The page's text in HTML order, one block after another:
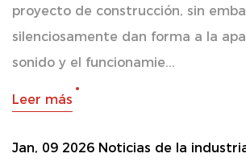
proyecto de construcción, sin
silenciosamente dan forma a la
sonido y el funcionamie...
Leer más
Jan, 09 2026 Noticias de la